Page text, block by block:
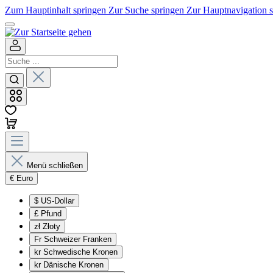
Zum Hauptinhalt springen Zur Suche springen Zur Hauptnavigation
Menü schließen
€ Euro
$ US-Dollar
£ Pfund
zł Złoty
Fr Schweizer Franken
kr Schwedische Kronen
kr Dänische Kronen